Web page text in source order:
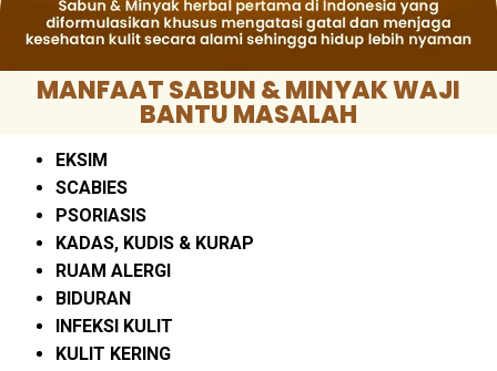
MANFAAT SABUN & MINYAK WAJI
BANTU MASALAH
EKSIM
SCABIES
PSORIASIS
KADAS, KUDIS & KURAP
RUAM ALERGI
BIDURAN
INFEKSI KULIT
KULIT KERING